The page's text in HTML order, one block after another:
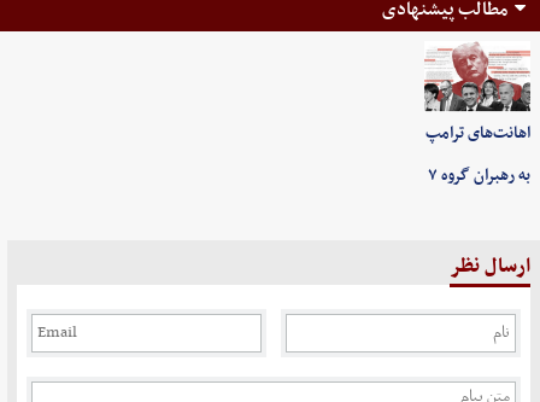
مطالب پیشنهادی
اهانت‌های ترامپ
به رهبران گروه ۷
ارسال نظر